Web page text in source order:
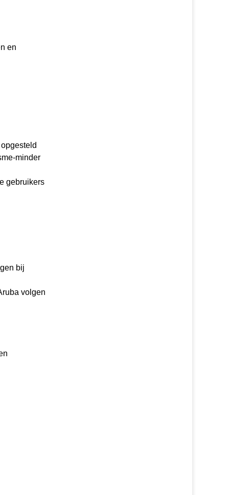
en
minder
gebruikers
bij
volgen